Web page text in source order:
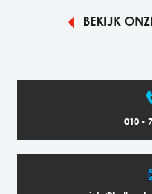
BEKIJK
010 -